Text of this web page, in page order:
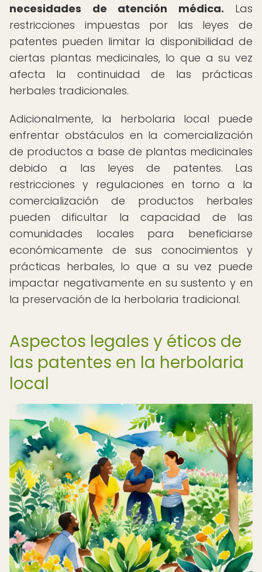
necesidades de atención médica. Las
restricciones impuestas por las leyes de
patentes pueden limitar la disponibilidad de
ciertas plantas medicinales, lo que a su vez
afecta la continuidad de las prácticas
herbales tradicionales.
Adicionalmente, la herbolaria local puede
enfrentar obstáculos en la comercialización
de productos a base de plantas medicinales
debido a las leyes de patentes. Las
restricciones y regulaciones en torno a la
comercialización de productos herbales
pueden dificultar la capacidad de las
comunidades locales para beneficiarse
económicamente de sus conocimientos y
prácticas herbales, lo que a su vez puede
impactar negativamente en su sustento y en
la preservación de la herbolaria tradicional.
Aspectos legales y éticos de
las patentes en la herbolaria
local